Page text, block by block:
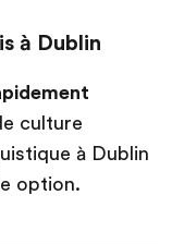
à Dublin
culture
à Dublin
option.